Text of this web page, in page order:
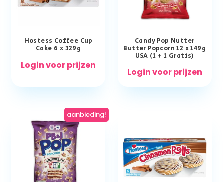
Hostess Coffee Cup
Cake 6 x 329g
Login voor prijzen
Candy Pop Nutter
Butter Popcorn 12 x 149g
USA (1 + 1 Gratis)
Login voor prijzen
aanbieding!